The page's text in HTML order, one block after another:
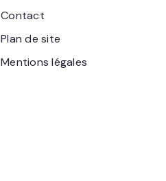
Contact
Plan de site
Mentions légales